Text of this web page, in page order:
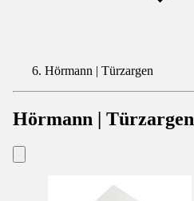
Hörmann | Türzargen
Hörmann | Türzargen